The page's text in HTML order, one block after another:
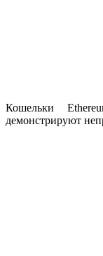
Кошельки
демонстрируют